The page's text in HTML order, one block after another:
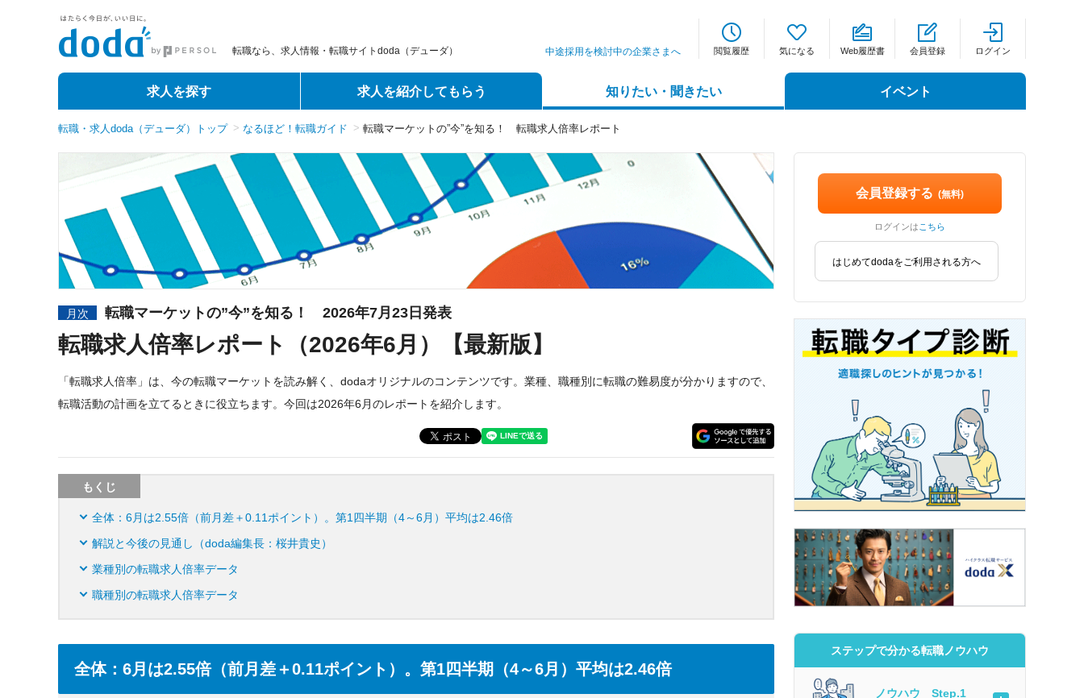
転職なら、求人情報・転職サイトdoda（デューダ） 閲覧履歴 気になる Web履歴書 会員登録 ログイン
中途採用を検討中の企業さまへ
求人を探す 求人を紹介してもらう 知りたい・聞きたい イベント
転職・求人doda（デューダ）トップ なるほど！転職ガイド 転職マーケットの”今”を知る！ 転職求人倍率レポート
月次 転職マーケットの”今”を知る！ 2026年7月23日発表
転職求人倍率レポート（2026年6月）【最新版】
「転職求人倍率」は、今の転職マーケットを読み解く、dodaオリジナルのコンテンツです。業種、職種別に転職の難易度が分かりますので、
転職活動の計画を立てるときに役立ちます。今回は2026年6月のレポートを紹介します。
もくじ
全体：6月は2.55倍（前月差＋0.11ポイント）。第1四半期（4～6月）平均は2.46倍
解説と今後の見通し（doda編集長：桜井貴史）
業種別の転職求人倍率データ
職種別の転職求人倍率データ
全体：6月は2.55倍（前月差＋0.11ポイント）。第1四半期（4～6月）平均は2.46倍
会員登録する (無料)
ログインは こちら
はじめてdodaをご利用される方へ
ステップで分かる転職ノウハウ
ノウハウ Step.1